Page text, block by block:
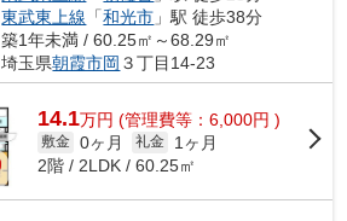
東武東上線 「和光市 」駅 徒歩38分
築1年未満 / 60.25㎡～68.29㎡
埼玉県朝霞市岡 ３丁目14-23
14.1万円 (管理費等：6,000円 )
敷金 0ヶ月 礼金
1ヶ月
2階 / 2LDK / 60.25㎡